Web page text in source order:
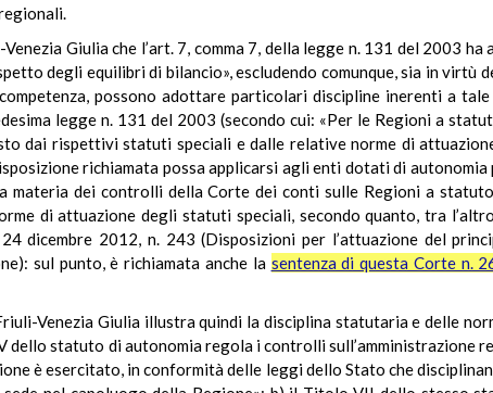
Giulia che l’art. 7, comma 7, della legge n. 131 del 2003
degli equilibri di bilancio», escludendo comunque, sia in virtù
possono adottare particolari discipline inerenti a
legge n. 131 del 2003 (secondo cui: «Per le Regioni a
dai rispettivi statuti speciali e dalle relative norme di
richiamata possa applicarsi agli enti dotati di
materia dei controlli della Corte dei conti sulle Regioni a
di attuazione degli statuti speciali, secondo quanto, tra
dicembre 2012, n. 243 (Disposizioni per l’attuazione del
sul punto, è richiamata anche la sentenza di questa Corte n.
Venezia Giulia illustra quindi la disciplina statutaria e delle
dello statuto di autonomia regola i controlli sull’amministrazione
è esercitato, in conformità delle leggi dello Stato che